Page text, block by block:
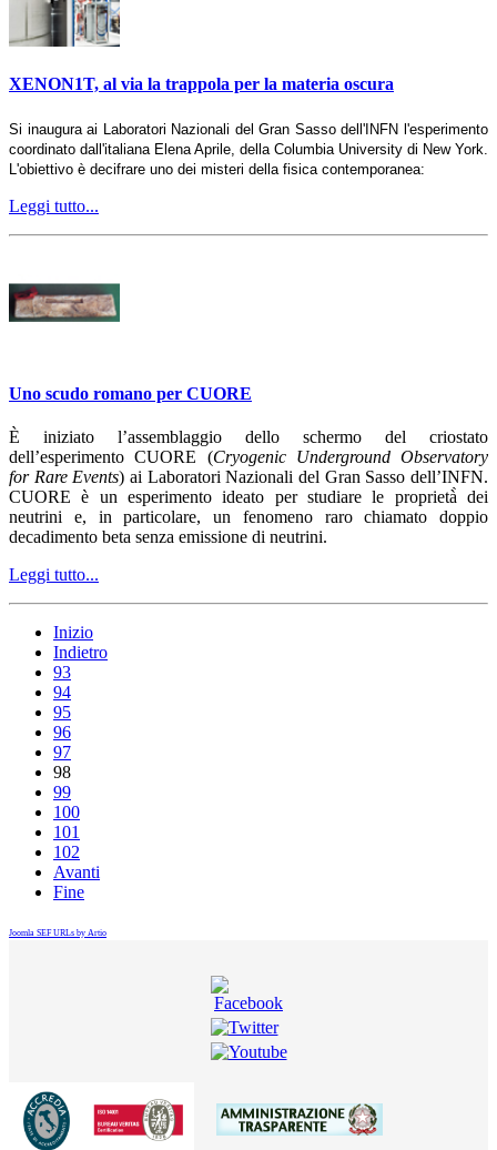
XENON1T, al via la trappola per la materia oscura
Si inaugura ai Laboratori Nazionali del Gran Sasso dell'INFN l'esperimento
coordinato dall'italiana Elena Aprile, della Columbia University di New York.
L'obiettivo è decifrare uno dei misteri della fisica contemporanea:
Leggi tutto...
Uno scudo romano per CUORE
È iniziato l’assemblaggio dello schermo del criostato
dell’esperimento CUORE (Cryogenic Underground Observatory
for Rare Events) ai Laboratori Nazionali del Gran Sasso dell’INFN.
CUORE è un esperimento ideato per studiare le proprietà̀ dei
neutrini e, in particolare, un fenomeno raro chiamato doppio
decadimento beta senza emissione di neutrini.
Leggi tutto...
Inizio
Indietro
93
94
95
96
97
98
99
100
101
102
Avanti
Fine
Joomla SEF URLs by Artio